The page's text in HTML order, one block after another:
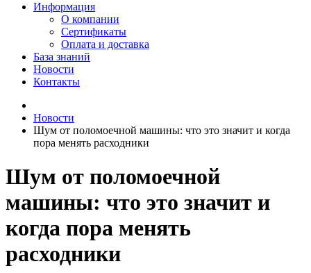
Информация
О компании
Сертификаты
Оплата и доставка
База знаний
Новости
Контакты
Новости
Шум от поломоечной машины: что это значит и когда
пора менять расходники
Шум от поломоечной
машины: что это значит и
когда пора менять
расходники